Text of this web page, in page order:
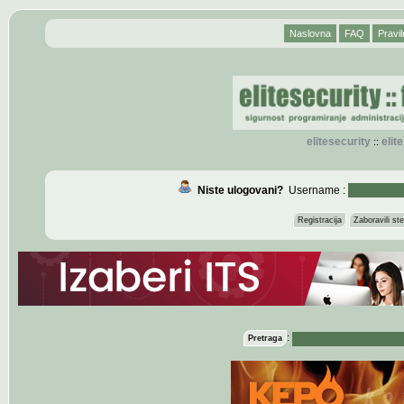
Naslovna FAQ
elitesecurity::
Niste ulogovani?Username :
Registracija Zaboravili
Pretraga :